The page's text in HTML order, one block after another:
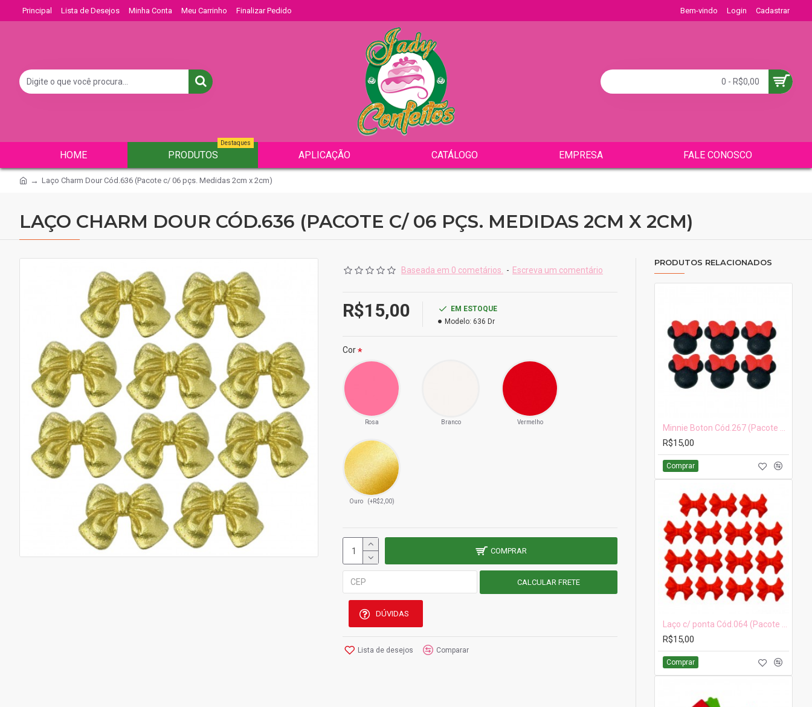
Principal Lista de Desejos Minha Conta Meu Carrinho Finalizar Pedido Bem-vindo Login Cadastrar
0 - R$0,00
HOME PRODUTOS
Destaques
APLICAÇÃO CATÁLOGO EMPRESA FALE CONOSCO
Laço Charm Dour Cód.636 (Pacote c/ 06 pçs. Medidas 2cm x 2cm)
LAÇO CHARM DOUR CÓD.636 (PACOTE C/ 06 PÇS. MEDIDAS 2CM X 2CM)
Baseada em 0 cometários. - Escreva um comentário
R$15,00
EM ESTOQUE
Modelo: 636 Dr
Cor
Rosa Branco Vermelho
Ouro (+R$2,00)
COMPRAR
DÚVIDAS
Lista de desejos Comparar
PRODUTOS RELACIONADOS
R$15,00
Comprar
R$15,00
Comprar